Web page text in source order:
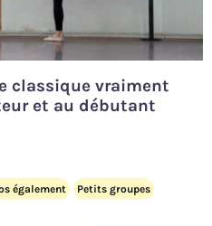
classique vraiment
et au débutant
également Petits groupes